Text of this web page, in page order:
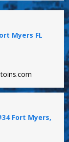
Myers FL
Fort Myers,